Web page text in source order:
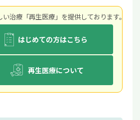
治療「再生医療」を提供しております。
はじめての方はこちら
再生医療について